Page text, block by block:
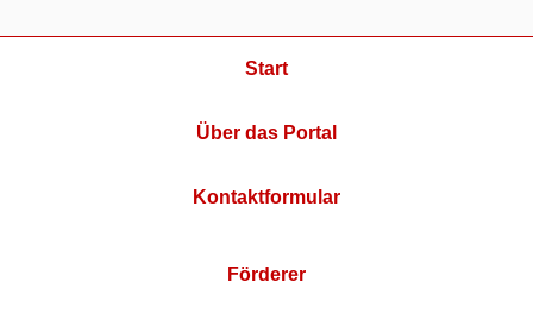
Start
Über das Portal
Kontaktformular
Förderer